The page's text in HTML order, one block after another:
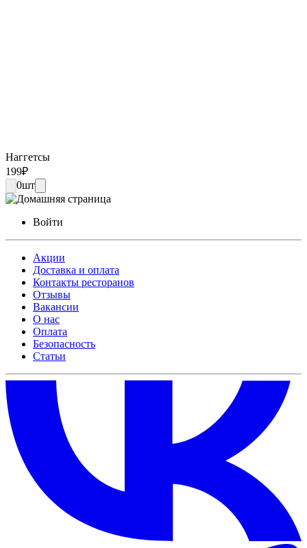
Наггетсы
199₽
0шт
Войти
Акции
Доставка и оплата
Контакты ресторанов
Отзывы
Вакансии
О нас
Оплата
Безопасность
Статьи